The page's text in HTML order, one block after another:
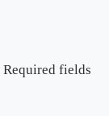
Required fields